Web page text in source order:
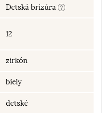
Detská brizúra
12
zirkón
biely
detské